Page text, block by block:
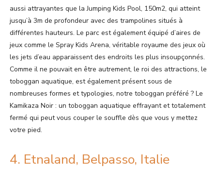
aussi attrayantes que la Jumping Kids Pool, 150m2, qui atteint
jusqu’à 3m de profondeur avec des trampolines situés à
différentes hauteurs. Le parc est également équipé d’aires de
jeux comme le Spray Kids Arena, véritable royaume des jeux où
les jets d’eau apparaissent des endroits les plus insoupçonnés.
Comme il ne pouvait en être autrement, le roi des attractions, le
toboggan aquatique, est également présent sous de
nombreuses formes et typologies, notre toboggan préféré ? Le
Kamikaza Noir : un toboggan aquatique effrayant et totalement
fermé qui peut vous couper le souffle dès que vous y mettez
votre pied.
4. Etnaland, Belpasso, Italie